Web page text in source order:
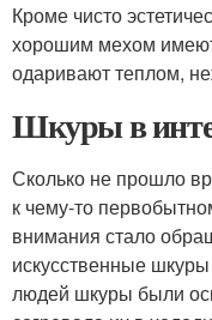
Кроме чисто
хорошим мехом
одаривают теплом,
Шкуры в
Сколько не прошло
к чему-то
внимания стало
искусственные
людей шкуры были